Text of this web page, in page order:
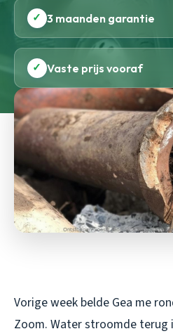
✓ 3 maanden garantie
✓ Vaste prijs vooraf
Vorige week belde Gea me
Zoom. Water stroomde terug